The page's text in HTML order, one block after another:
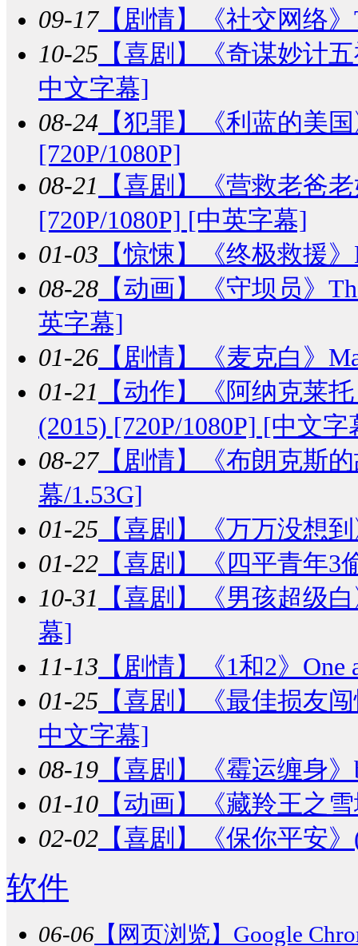
09-17【剧情】
《社交网络
10-25 【喜剧】
《奇谋妙计
中文字幕]
08-24 【犯罪】
《利蓝的美
[720P/1080P]
08-21
【喜剧】
《营救老爸
[720P/1080P] [中英字幕]
01-03 【惊悚】
《终极救援
08-28 【动画】
《守坝员》
英字幕]
01-26 【剧情】
《麦克白》
01-21
【动作】
《阿纳克莱
(2015) [720P/1080P] [中文字
08-27【剧情】
《布朗克斯
幕/1.53G]
01-25 【喜剧】
《万万没想
01-22 【喜剧】
《四平青年
10-31
【喜剧】
《男孩超级
幕]
11-13 【剧情】
《1和2》
01-25 【喜剧】
《最佳损友
中文字幕]
08-19 【喜剧】
《霉运缠身
01-10 【动画】
《藏羚王之
02-02 【喜剧】 《保你平安
软件
06-06 【网页浏览】 Google